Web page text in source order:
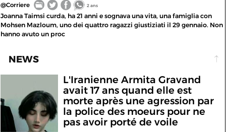
@Corriere 2 ans
Joanna Taimsi curda, ha 21 anni e sognava una vita, una famiglia con
Mohsen Mazloum, uno dei quattro ragazzi giustiziati il 29 gennaio. Non
hanno avuto un proc
NEWS
L'Iranienne Armita Gravand
avait 17 ans quand elle est
morte après une agression par
la police des moeurs pour ne
pas avoir porté de voile